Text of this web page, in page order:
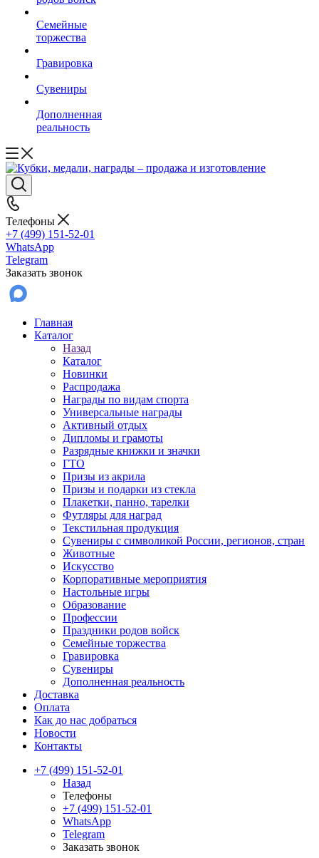
Семейные
торжества
Гравировка
Сувениры
Дополненная
реальность
Телефоны
+7 (499) 151-52-01
WhatsApp
Telegram
Заказать звонок
Главная
Каталог
Назад
Каталог
Новинки
Распродажа
Награды по видам спорта
Универсальные награды
Активный отдых
Дипломы и грамоты
Разрядные книжки и значки
ГТО
Призы из акрила
Призы и подарки из стекла
Плакетки, панно, тарелки
Футляры для наград
Текстильная продукция
Сувениры с символикой России, регионов, стран
Животные
Искусство
Корпоративные мероприятия
Настольные игры
Образование
Профессии
Праздники родов войск
Семейные торжества
Гравировка
Сувениры
Дополненная реальность
Доставка
Оплата
Как до нас добраться
Новости
Контакты
+7 (499) 151-52-01
Назад
Телефоны
+7 (499) 151-52-01
WhatsApp
Telegram
Заказать звонок